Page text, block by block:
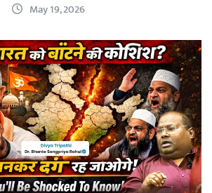
May 19, 2026